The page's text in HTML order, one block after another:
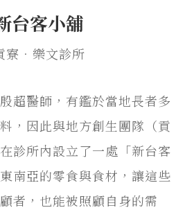
台客小舖
寮．樂文診所
超醫師，有鑑於當地長者多
，因此與地方創生團隊（貢
診所內設立了一處「新台客
南亞的零食與食材，讓這些
者，也能被照顧自身的需